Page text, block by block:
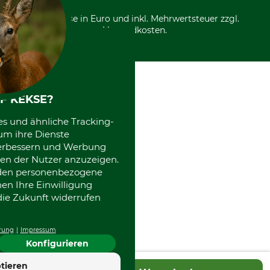
*Alle Preise in Euro und inkl. Mehrwertsteuer zzgl.
Versandkosten.
KEKSE?
und ähnliche Tracking-
ihre Dienste
und Werbung
der Nutzer anzuzeigen.
personenbezogene
Ihre Einwilligung
Zukunft widerrufen
Impressum
Konfigurieren